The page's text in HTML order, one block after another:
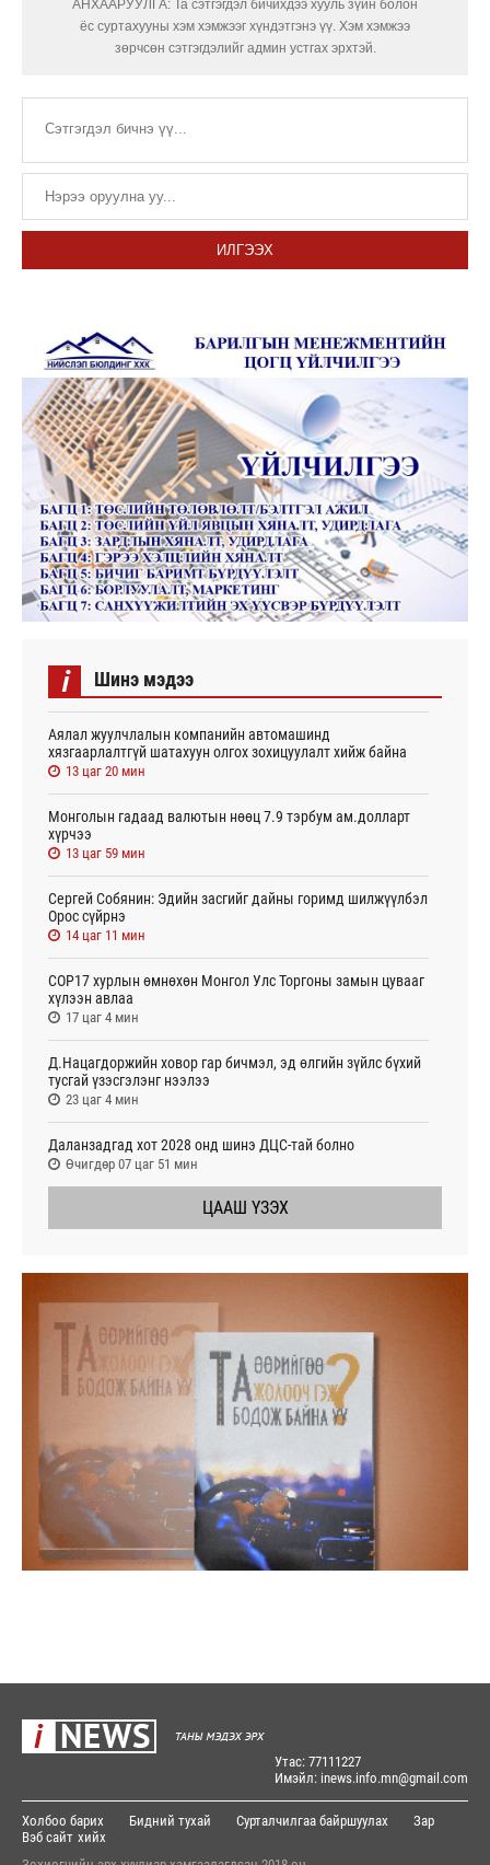
АНХААРУУЛГА: Та сэтгэгдэл бичихдээ хууль зүйн болон
ёс суртахууны хэм хэмжээг хүндэтгэнэ үү. Хэм хэмжээ
зөрчсөн сэтгэгдэлийг админ устгах эрхтэй.
ИЛГЭЭХ
i Шинэ мэдээ
Аялал жуулчлалын компанийн автомашинд
хязгаарлалтгүй шатахуун олгох зохицуулалт хийж байна
13 цаг 20 мин
Монголын гадаад валютын нөөц 7.9 тэрбум ам.долларт
хүрчээ
13 цаг 59 мин
Сергей Собянин: Эдийн засгийг дайны горимд шилжүүлбэл
Орос сүйрнэ
14 цаг 11 мин
COP17 хурлын өмнөхөн Монгол Улс Торгоны замын цувааг
хүлээн авлаа
17 цаг 4 мин
Д.Нацагдоржийн ховор гар бичмэл, эд өлгийн зүйлс бүхий
тусгай үзэсгэлэнг нээлээ
23 цаг 4 мин
Даланзадгад хот 2028 онд шинэ ДЦС-тай болно
Өчигдөр 07 цаг 51 мин
ЦААШ ҮЗЭХ
Утас: 77111227
Имэйл: inews.info.mn@gmail.com
Холбоо барих Бидний тухай Сурталчилгаа байршуулах
Зар
Вэб сайт хийх